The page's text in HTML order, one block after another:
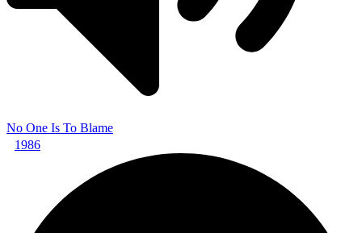
No One Is To Blame
1986